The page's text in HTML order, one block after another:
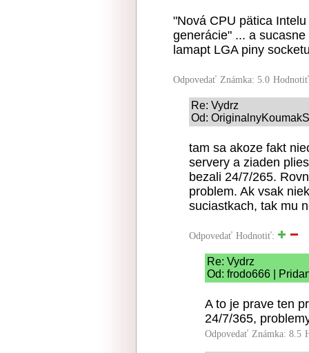
"Nová CPU pätica
generácie" ... a
lamapt LGA piny
Odpovedať Známka: 5.0
Re: Vydrz
Od:
tam sa akoze fakt
servery a ziaden
bezali 24/7/265.
problem. Ak vsak
suciastkach, tak mu
Odpovedať Hodnotiť:
Re: Vydrz
Od: frodo666 |
A to je prave ten
24/7/365,
Odpovedať Známka: 8.5